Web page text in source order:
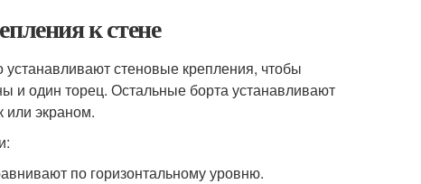
к стене
стеновые крепления, чтобы
и один торец. Остальные борта устанавливают
экраном.
по горизонтальному уровню.